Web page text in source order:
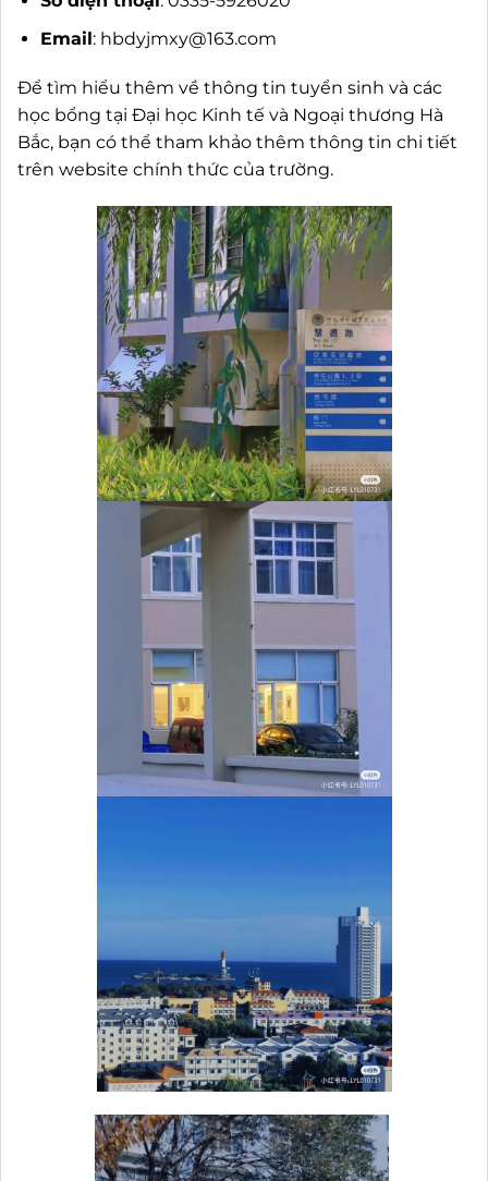
Email: hbdyjmxy@163.com
Để tìm hiểu thêm về thông tin tuyển sinh và các
học bổng tại Đại học Kinh tế và Ngoại thương Hà
Bắc, bạn có thể tham khảo thêm thông tin chi tiết
trên website chính thức của trường.